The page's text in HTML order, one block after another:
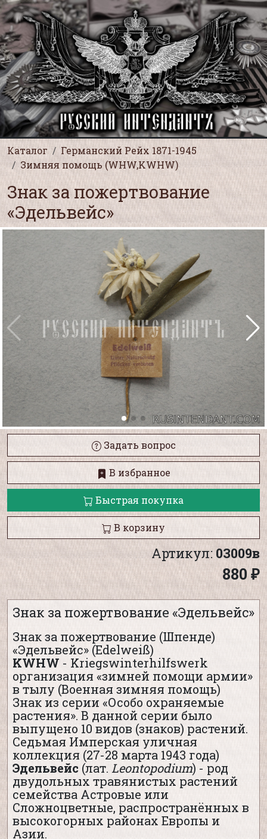
Каталог
Германский Рейх 1871-1945
Зимняя помощь (WHW,KWHW)
Знак за пожертвование
«Эдельвейс»
Задать вопрос
В избранное
Быстрая покупка
В корзину
Артикул:03009в
880 ₽
Знак за пожертвование «Эдельвейс»
Знак за пожертвование (Шпенде)
«Эдельвейс» (Edelweiß)
KWHW - Kriegswinterhilfswerk
организация «зимней помощи армии»
в тылу (Военная зимняя помощь)
Знак из серии «Особо охраняемые
растения». В данной серии было
выпущено 10 видов (знаков) растений.
Седьмая Имперская уличная
коллекция (27-28 марта 1943 года)
Эдельвейс (лат. Leontopodium) - род
двудольных травянистых растений
семейства Астровые или
Сложноцветные, распространённых в
высокогорных районах Европы и
Азии.